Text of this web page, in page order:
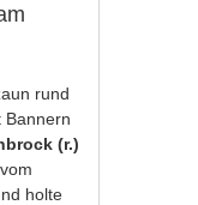
rund
Bannern
(r.)
holte